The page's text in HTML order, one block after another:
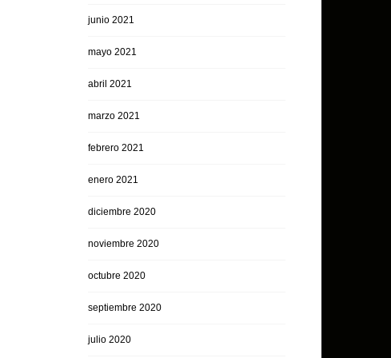
junio 2021
mayo 2021
abril 2021
marzo 2021
febrero 2021
enero 2021
diciembre 2020
noviembre 2020
octubre 2020
septiembre 2020
julio 2020